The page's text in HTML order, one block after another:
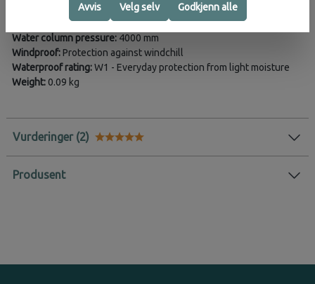
100% Polyester
100% PU (Polyurethane)
Water column pressure: 4000 mm
Windproof:Protection against windchill
Waterproof rating:W1 - Everyday protection from light moisture
Weight:0.09 kg
Vurderinger
Produsent
Avvis Velg selv Godkjenn alle